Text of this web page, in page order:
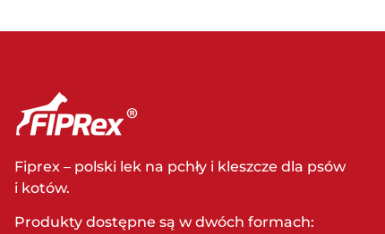
Fiprex – polski lek na pchły i kleszcze dla psów
i kotów.
Produkty dostępne są w dwóch formach: